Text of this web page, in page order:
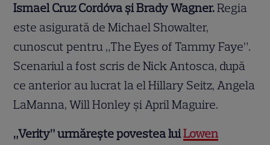
Ismael Cruz Cordóva și Brady Wagner.Regia
este asigurată de Michael Showalter,
cunoscut pentru „The Eyes of Tammy Faye”.
Scenariul a fost scris de Nick Antosca, după
ce anterior au lucrat la el Hillary Seitz, Angela
LaManna, Will Honley și April Maguire.
„Verity” urmărește povestea luiLowen